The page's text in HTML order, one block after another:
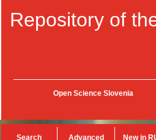
Repository of
Open Science Slovenia
Search Advanced New in